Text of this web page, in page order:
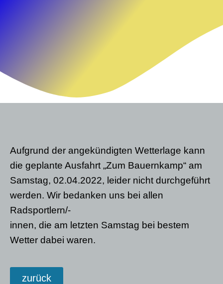
Aufgrund der angekündigten Wetterlage kann
die geplante Ausfahrt „Zum Bauernkamp“ am
Samstag, 02.04.2022, leider nicht durchgeführt
werden. Wir bedanken uns bei allen
Radsportlern/-
innen, die am letzten Samstag bei bestem
Wetter dabei waren.
zurück